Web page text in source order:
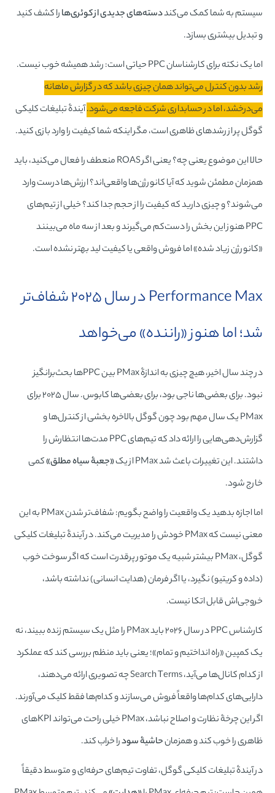
سیستم به شما کمک می‌کنددسته‌های جدیدی از کوئری‌هارا کشف کنید
و تبدیل بیشتری بسازد.
اما یک نکته برای کارشناسان PPC حیاتی است: رشد همیشه خوب نیست.
رشد بدون کنترل می‌تواند همان چیزی باشد که در گزارش ماهانه
می‌درخشد، اما در حسابداری شرکت فاجعه می‌شود.آیندۀ تبلیغات کلیکی
گوگل پر از رشدهای ظاهری است، مگر اینکه شما کیفیت را وارد بازی کنید.
حالا این موضوع یعنی چه؟ یعنی اگر ROAS منعطف را فعال می‌کنید، باید
همزمان مطمئن شوید که آیا کانورژن‌ها واقعی‌اند؟ ارزش‌ها درست وارد
می‌شوند؟ و چیزی دارید که کیفیت را از حجم جدا کند؟ خیلی از تیم‌های
PPC هنوز این بخش را دست‌کم می‌گیرند و بعد از سه ماه می‌بینند
«کانورژن زیاد شده» اما فروش واقعی یا کیفیت لید بهتر نشده است.
Performance Max در سال ۲۰۲۵ شفاف‌تر
شد؛ اما هنوز «راننده» می‌خواهد
در چند سال اخیر، هیچ چیزی به اندازۀ PMax بین PPCها بحث‌برانگیز
نبود. برای بعضی‌ها ناجی بود، برای بعضی‌ها کابوس. سال ۲۰۲۵ برای
PMax یک سال مهم بود چون گوگل بالاخره بخشی از کنترل‌ها و
گزارش‌دهی‌هایی را ارائه داد که تیم‌های PPC مدت‌ها انتظارش را
داشتند. این تغییرات باعث شد PMax از یک
«جعبۀ سیاه مطلق»کمی
خارج شود.
اما اجازه بدهید یک واقعیت را واضح بگویم: شفاف‌تر شدن PMax به این
معنی نیست که PMax خودش را مدیریت می‌کند. در آیندۀ تبلیغات کلیکی
گوگل، PMax بیشتر شبیه یک موتور پرقدرت است که اگر سوخت خوب
(داده و کریتیو) نگیرد، یا اگر فرمان (هدایت انسانی) نداشته باشد،
خروجی‌اش قابل اتکا نیست.
کارشناس PPC در سال ۲۰۲۶ باید PMax را مثل یک سیستم زنده ببیند، نه
یک کمپین «راه انداختیم و تمام»؛ یعنی باید منظم بررسی کند که عملکرد
از کدام کانال‌ها می‌آید، Search Terms چه تصویری ارائه می‌دهند،
دارایی‌های کدام‌ها واقعاً فروش می‌سازند و کدام‌ها فقط کلیک می‌آورند.
اگر این چرخۀ نظارت و اصلاح نباشد، PMax خیلی راحت می‌تواند KPIهای
ظاهری را خوب کند و همزمانحاشیۀ سودرا خراب کند.
در آیندۀ تبلیغات کلیکی گوگل، تفاوت تیم‌های حرفه‌ای و متوسط دقیقاً